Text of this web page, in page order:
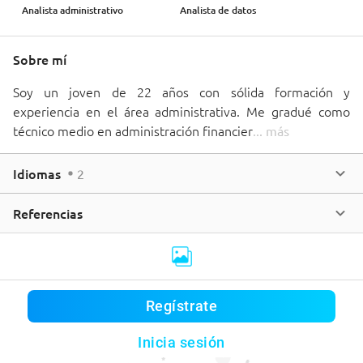
Analista administrativo Analista de datos
Sobre mí
Soy un joven de 22 años con sólida formación y
experiencia en el área administrativa. Me gradué como
técnico medio en administración financier... más
Idiomas 2
Referencias
Este usuario aún no tiene publicaciones
Regístrate
Inicia sesión